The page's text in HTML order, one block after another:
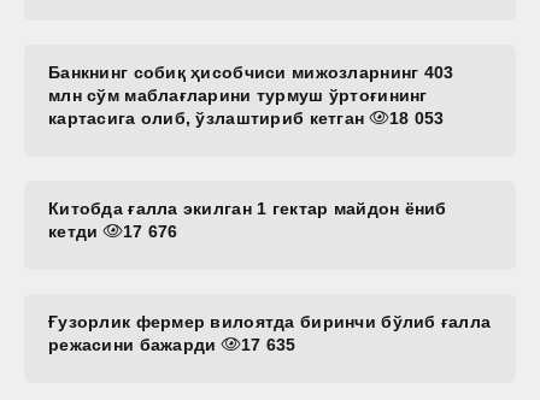
Банкнинг собиқ ҳисобчиси мижозларнинг 403
млн сўм маблағларини турмуш ўртоғининг
картасига олиб, ўзлаштириб кетган
18 053
Китобда ғалла экилган 1 гектар майдон ёниб
кетди
17 676
Ғузорлик фермер вилоятда биринчи бўлиб ғалла
режасини бажарди
17 635